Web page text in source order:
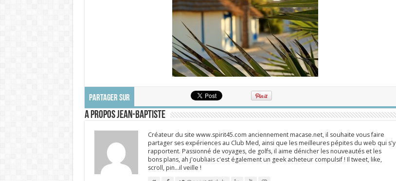
PARTAGER SUR
A propos Jean-Baptiste
Créateur du site www.spirit45.com anciennement macase.net, il souhaite vous faire
partager ses expériences au Club Med, ainsi que les meilleures pépites du web qui s'y
rapportent. Passionné de voyages, de golfs, il aime dénicher les nouveautés et les
bons plans, ah j'oubliais c'est également un geek acheteur compulsif ! Il tweet, like,
scroll, pin…il veille !